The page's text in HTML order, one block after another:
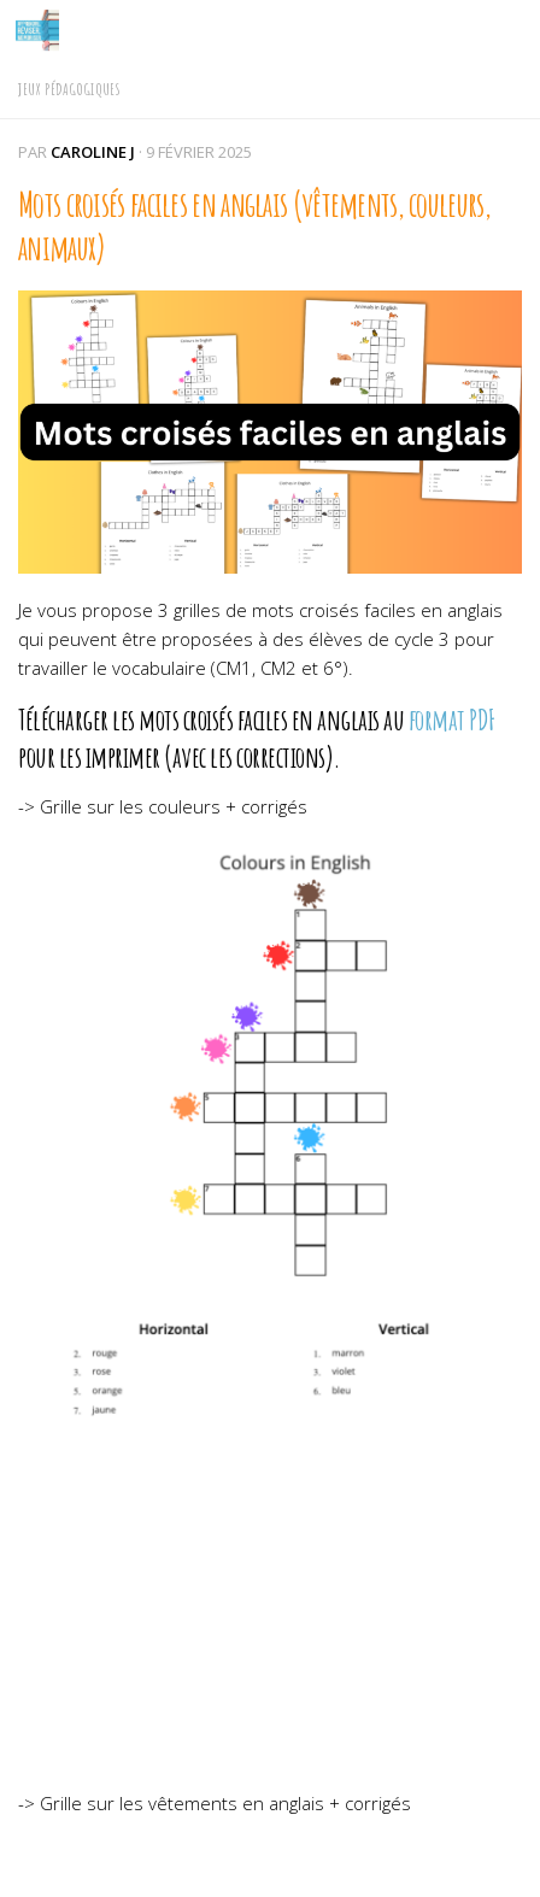
Skip to content
JEUX PÉDAGOGIQUES
PAR CAROLINE J · 9 FÉVRIER 2025
Mots croisés faciles en anglais (vêtements, couleurs,
animaux)
Je vous propose 3 grilles de mots croisés faciles en anglais
qui peuvent être proposées à des élèves de cycle 3 pour
travailler le vocabulaire (CM1, CM2 et 6°).
Télécharger lesmots croisés faciles en anglaisauformat PDF
pour les imprimer (avec les corrections).
-> Grille sur les couleurs + corrigés
-> Grille sur les vêtements en anglais + corrigés